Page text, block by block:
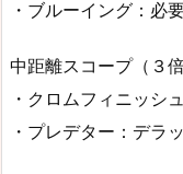
・ブルーイング：必
中距離スコープ（３倍
・クロムフィニッシ
・プレデター：デラ